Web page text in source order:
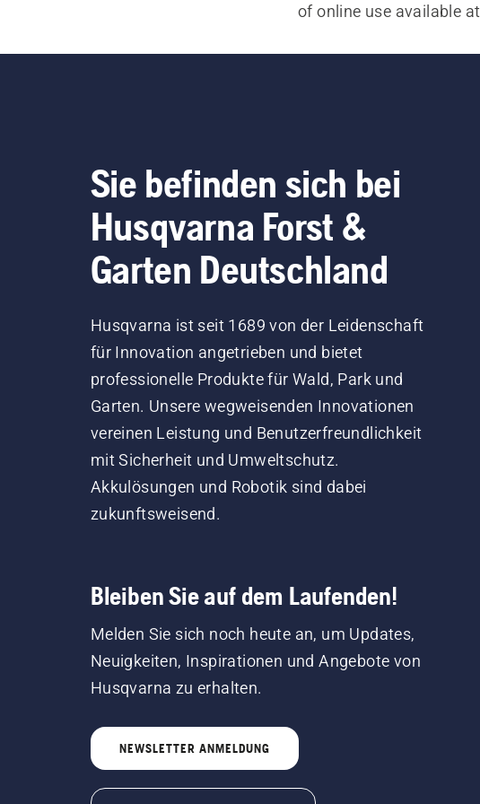
of online use available at
Sie befinden sich bei
Husqvarna Forst &
Garten Deutschland
Husqvarna ist seit 1689 von der Leidenschaft
für Innovation angetrieben und bietet
professionelle Produkte für Wald, Park und
Garten. Unsere wegweisenden Innovationen
vereinen Leistung und Benutzerfreundlichkeit
mit Sicherheit und Umweltschutz.
Akkulösungen und Robotik sind dabei
zukunftsweisend.
Bleiben Sie auf dem Laufenden!
Melden Sie sich noch heute an, um Updates,
Neuigkeiten, Inspirationen und Angebote von
Husqvarna zu erhalten.
NEWSLETTER ANMELDUNG